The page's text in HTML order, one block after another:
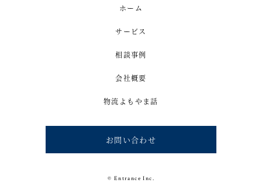
ホーム
サービス
相談事例
会社概要
物流よもやま話
お問い合わせ
© Entrance Inc.